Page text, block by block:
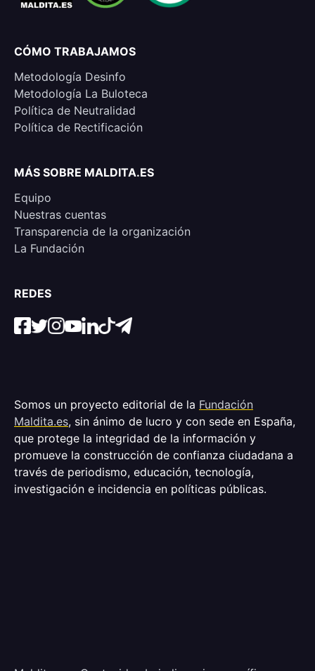
CÓMO TRABAJAMOS
Metodología Desinfo
Metodología La Buloteca
Política de Neutralidad
Política de Rectificación
MÁS SOBRE MALDITA.ES
Equipo
Nuestras cuentas
Transparencia de la organización
La Fundación
REDES
Somos un proyecto editorial de la Fundación
Maldita.es, sin ánimo de lucro y con sede en España,
que protege la integridad de la información y
promueve la construcción de confianza ciudadana a
través de periodismo, educación, tecnología,
investigación e incidencia en políticas públicas.